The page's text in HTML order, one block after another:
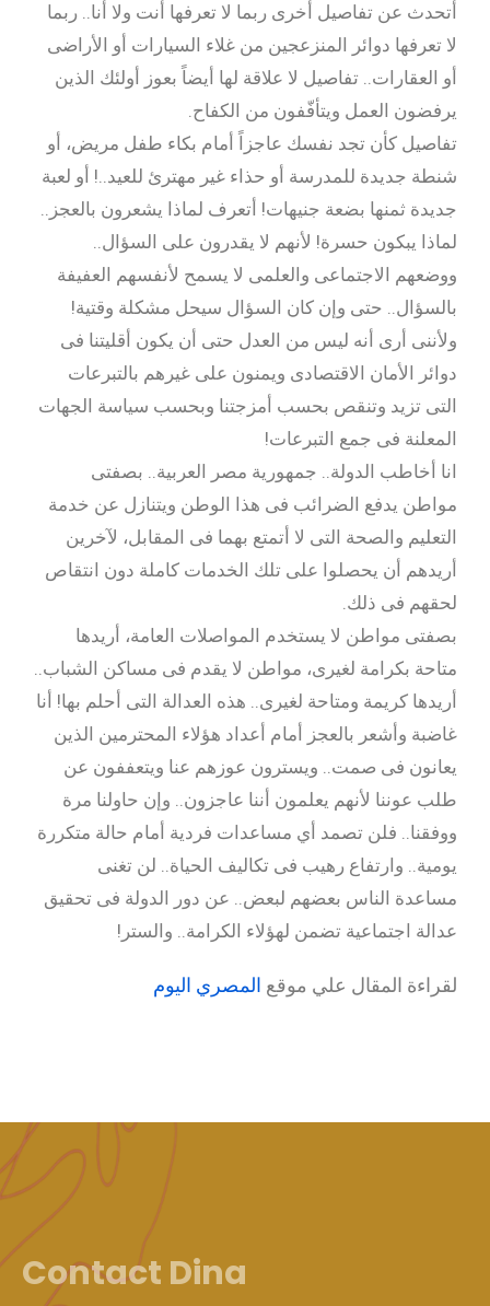
أتحدث عن تفاصيل أخرى ربما لا تعرفها أنت ولا أنا.. ربما
لا تعرفها دوائر المنزعجين من غلاء السيارات أو الأراضى
أو العقارات.. تفاصيل لا علاقة لها أيضاً بعوز أولئك الذين
يرفضون العمل ويتأفّفون من الكفاح.
تفاصيل كأن تجد نفسك عاجزاً أمام بكاء طفل مريض، أو
شنطة جديدة للمدرسة أو حذاء غير مهترئ للعيد..! أو لعبة
جديدة ثمنها بضعة جنيهات! أتعرف لماذا يشعرون بالعجز..
لماذا يبكون حسرة! لأنهم لا يقدرون على السؤال..
ووضعهم الاجتماعى والعلمى لا يسمح لأنفسهم العفيفة
بالسؤال.. حتى وإن كان السؤال سيحل مشكلة وقتية!
ولأننى أرى أنه ليس من العدل حتى أن يكون أقليتنا فى
دوائر الأمان الاقتصادى ويمنون على غيرهم بالتبرعات
التى تزيد وتنقص بحسب أمزجتنا وبحسب سياسة الجهات
المعلنة فى جمع التبرعات!
انا أخاطب الدولة.. جمهورية مصر العربية.. بصفتى
مواطن يدفع الضرائب فى هذا الوطن ويتنازل عن خدمة
التعليم والصحة التى لا أتمتع بهما فى المقابل، لآخرين
أريدهم أن يحصلوا على تلك الخدمات كاملة دون انتقاص
لحقهم فى ذلك.
بصفتى مواطن لا يستخدم المواصلات العامة، أريدها
متاحة بكرامة لغيرى، مواطن لا يقدم فى مساكن الشباب..
أريدها كريمة ومتاحة لغيرى.. هذه العدالة التى أحلم بها! أنا
غاضبة وأشعر بالعجز أمام أعداد هؤلاء المحترمين الذين
يعانون فى صمت.. ويسترون عوزهم عنا ويتعففون عن
طلب عوننا لأنهم يعلمون أننا عاجزون.. وإن حاولنا مرة
ووفقنا.. فلن تصمد أي مساعدات فردية أمام حالة متكررة
يومية.. وارتفاع رهيب فى تكاليف الحياة.. لن تغنى
مساعدة الناس بعضهم لبعض.. عن دور الدولة فى تحقيق
عدالة اجتماعية تضمن لهؤلاء الكرامة.. والستر!
لقراءة المقال علي موقع المصري اليوم
Contact Dina